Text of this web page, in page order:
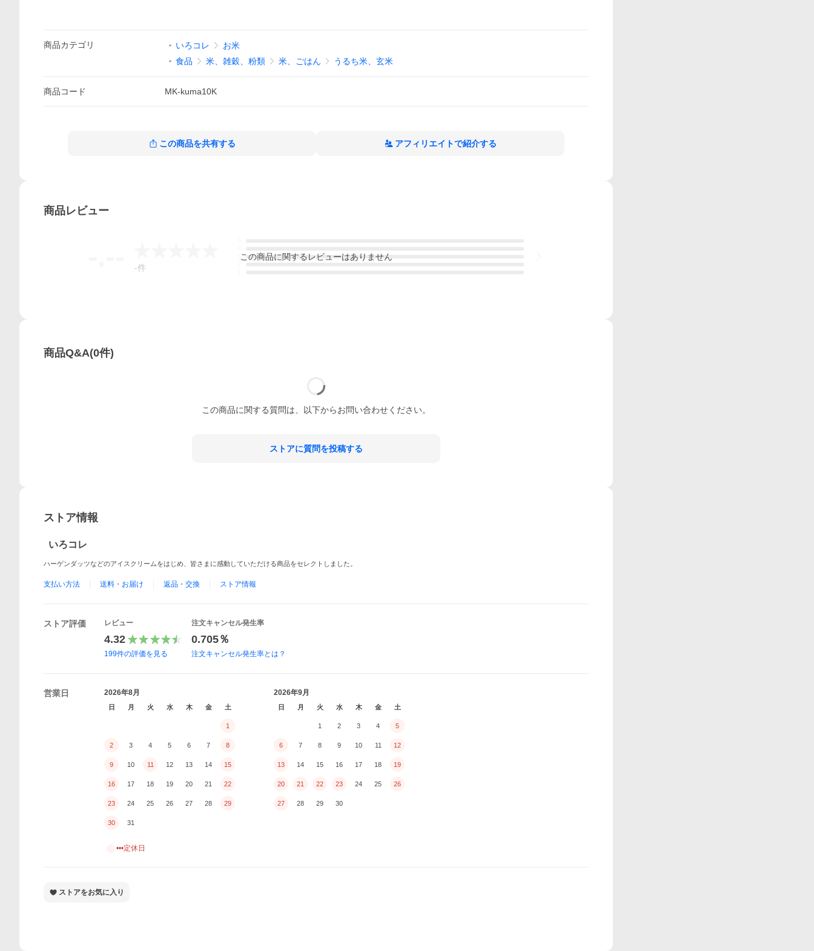
商品カテゴリ いろコレ
お米
食品
米、雑穀、粉類 米、ごはん うるち米、玄米
商品コード MK-kuma10K
この商品を共有する アフィリエイトで紹介する
商品レビュー
-件
この商品に関するレビューはありません
商品Q&A(0件)
この商品に関する質問は、以下からお問い合わせください。
ストアに質問を投稿する
ストア情報
いろコレ
ハーゲンダッツなどのアイスクリームをはじめ、皆さまに感動していただける商品をセレクトしました。
支払い方法 送料・お届け 返品・交換 ストア情報
ストア評価 レビュー
4.32
199件の評価を見る
注文キャンセル発生率
0.705％
注文キャンセル発生率とは？
営業日 2026年8月
日 月 火 水 木 金 土
1
2 3 4 5 6 7 8
9 10 11 12 13 14 15
16 17 18 19 20 21 22
23 24 25 26 27 28 29
30 31
2026年9月
日 月 火 水 木 金 土
1 2 3 4 5
6 7 8 9 10 11 12
13 14 15 16 17 18 19
20 21 22 23 24 25 26
27 28 29 30
•••定休日
ストアをお気に入り